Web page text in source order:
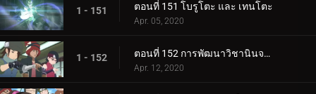
1 - 151 ตอนที่ 151 โบรูโตะ และ เทนโตะ
Apr. 05, 2020
1 - 152 ตอนที่ 152 การพัฒนาวิชานินจาทางการแพทย์
Apr. 12, 2020